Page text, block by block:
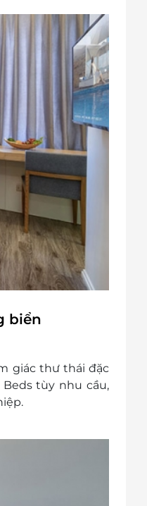
11 tuổi)
đoạn cao điểm
thể sẽ phụ thu
hủy, hoàn, thay
tiền thừa
biển
giác thư thái đặc
Bedstùy nhu cầu,